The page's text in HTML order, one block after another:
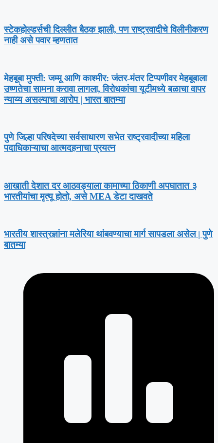
स्टेकहोल्डर्सची दिल्लीत बैठक झाली, पण राष्ट्रवादीचे विलीनीकरण
नाही असे पवार म्हणतात
मेहबूबा मुफ्ती: जम्मू आणि काश्मीर: जंतर-मंतर टिप्पणीवर मेहबूबाला
उष्णतेचा सामना करावा लागला, विरोधकांचा यूटीमध्ये बळाचा वापर
न्याय्य असल्याचा आरोप | भारत बातम्या
पुणे जिल्हा परिषदेच्या सर्वसाधारण सभेत राष्ट्रवादीच्या महिला
पदाधिकाऱ्याचा आत्मदहनाचा प्रयत्न
आखाती देशात दर आठवड्याला कामाच्या ठिकाणी अपघातात ३
भारतीयांचा मृत्यू होतो, असे MEA डेटा दाखवते
भारतीय शास्त्रज्ञांना मलेरिया थांबवण्याचा मार्ग सापडला असेल | पुणे
बातम्या